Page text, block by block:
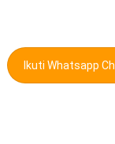
Ikuti Whatsapp